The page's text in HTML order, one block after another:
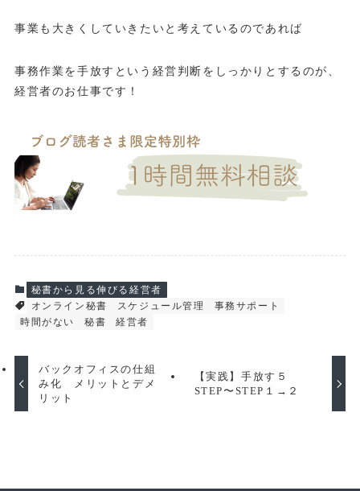
事業も大きくしていきたいと考えているのであれば
事務作業を手放すという経営判断をしっかりとするのが、
経営者のお仕事です！
秘書から見る伸びる経営者
オンライン秘書
スケジュール管理
事務サポート
時間がない
秘書 経営者
バックオフィスの仕組
み化 メリットとデメ
リット
【実践】手放す５
STEP〜STEP１→２